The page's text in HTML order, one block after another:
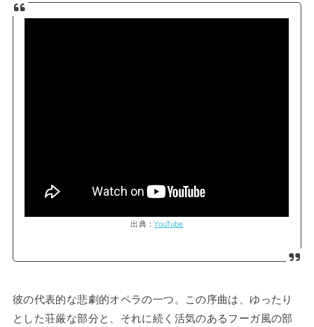
出典：YouTube
彼の代表的な悲劇的オペラの一つ。この序曲は、ゆったり
とした荘厳な部分と、それに続く活気のあるフーガ風の部